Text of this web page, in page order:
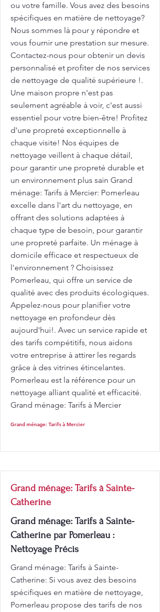
ou votre famille. Vous avez des besoins
spécifiques en matière de nettoyage?
Nous sommes là pour y répondre et
vous fournir une prestation sur mesure.
Contactez-nous pour obtenir un devis
personnalisé et profiter de nos services
de nettoyage de qualité supérieure !.
Une maison propre n'est pas
seulement agréable à voir, c'est aussi
essentiel pour votre bien-être! Profitez
d'une propreté exceptionnelle à
chaque visite! Nos équipes de
nettoyage veillent à chaque détail,
pour garantir une propreté durable et
un environnement plus sain Grand
ménage: Tarifs à Mercier: Pomerleau
excelle dans l'art du nettoyage, en
offrant des solutions adaptées à
chaque type de besoin, pour garantir
une propreté parfaite. Un ménage à
domicile efficace et respectueux de
l'environnement ? Choisissez
Pomerleau, qui offre un service de
qualité avec des produits écologiques.
Appelez-nous pour planifier votre
nettoyage en profondeur dès
aujourd'hui!. Avec un service rapide et
des tarifs compétitifs, nous aidons
votre entreprise à attirer les regards
grâce à des vitrines étincelantes.
Pomerleau est la référence pour un
nettoyage alliant qualité et efficacité.
Grand ménage: Tarifs à Mercier
Grand ménage: Tarifs à Mercier
Grand ménage: Tarifs à Sainte-
Catherine
Grand ménage: Tarifs à Sainte-
Catherine par Pomerleau :
Nettoyage Précis
Grand ménage: Tarifs à Sainte-
Catherine: Si vous avez des besoins
spécifiques en matière de nettoyage,
Pomerleau propose des tarifs de nos